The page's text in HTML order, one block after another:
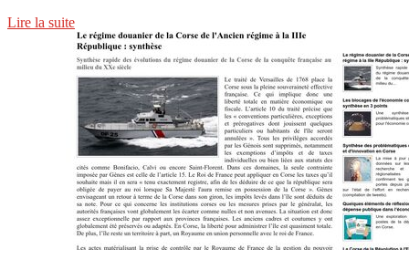
Lire la suite